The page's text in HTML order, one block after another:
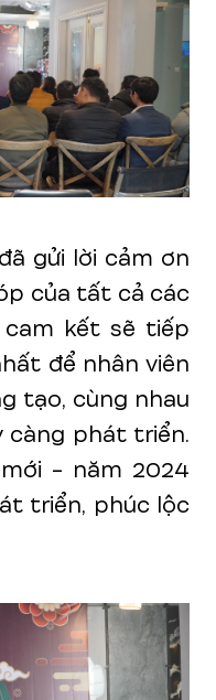
gửi lời cảm ơn
của tất cả các
kết sẽ tiếp
để nhân viên
tạo, cùng nhau
càng phát triển.
- năm 2024
triển, phúc lộc